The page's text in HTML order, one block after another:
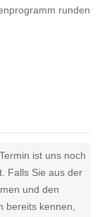
runden
ist uns noch
Falls Sie aus der
und den
bereits kennen,